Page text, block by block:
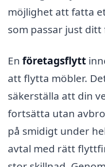
möjlighet att fatta
som passar just
En företagsflytt
att flytta möbler.
säkerställa att din
fortsätta utan
på smidigt under
avtal med rätt